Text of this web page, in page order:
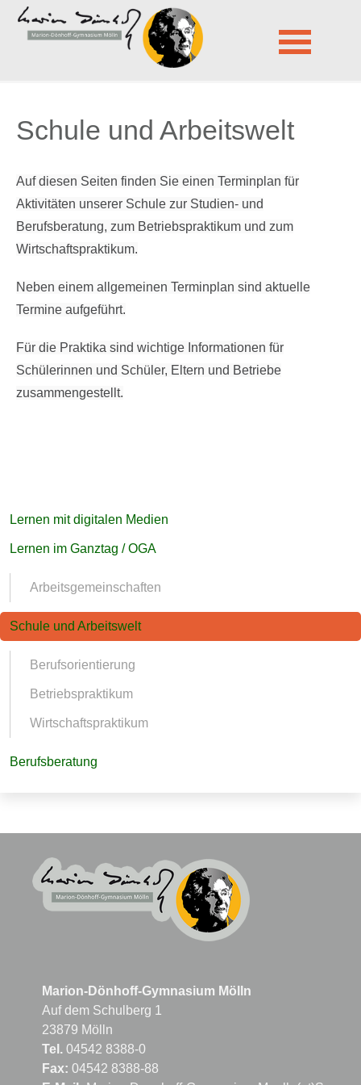
Marion-Dönhoff-Gymnasium Mölln
Schule und Arbeitswelt
Schule und Arbeitswelt
Auf diesen Seiten finden Sie einen Terminplan für
Aktivitäten unserer Schule zur Studien- und
Berufsberatung, zum Betriebspraktikum und zum
Wirtschaftspraktikum.
Neben einem allgemeinen Terminplan sind aktuelle
Termine aufgeführt.
Für die Praktika sind wichtige Informationen für
Schülerinnen und Schüler, Eltern und Betriebe
zusammengestellt.
überspringen
Lernen mit digitalen Medien
Lernen im Ganztag / OGA
Arbeitsgemeinschaften
Schule und Arbeitswelt
Berufsorientierung
Betriebspraktikum
Wirtschaftspraktikum
Berufsberatung
Marion-Dönhoff-Gymnasium Mölln
Auf dem Schulberg 1
23879 Mölln
Tel. 04542 8388-0
Fax: 04542 8388-88